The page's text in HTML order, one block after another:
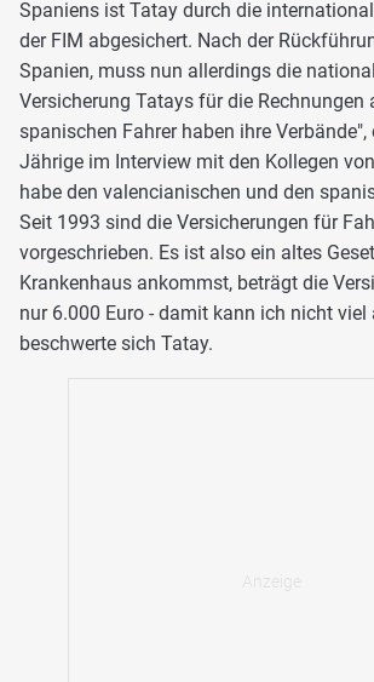
Spaniens ist Tatay durch die
der FIM abgesichert. Nach der
Spanien, muss nun allerdings die
Versicherung Tatays für die Rechnungen
spanischen Fahrer haben ihre Verbände",
Jährige im Interview mit den Kollegen
habe den valencianischen und den
Seit 1993 sind die Versicherungen für
vorgeschrieben. Es ist also ein altes
Krankenhaus ankommst, beträgt die
nur 6.000 Euro - damit kann ich nicht viel
beschwerte sich Tatay.